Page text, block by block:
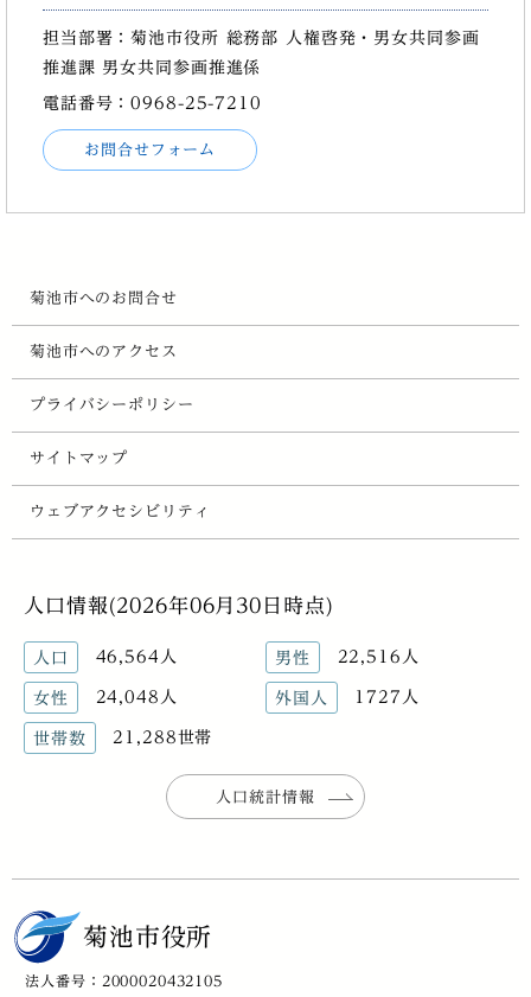
担当部署：菊池市役所 総務部 人権啓発・男女共同参画
推進課 男女共同参画推進係
電話番号：0968-25-7210
お問合せフォーム
菊池市へのお問合せ
菊池市へのアクセス
プライバシーポリシー
サイトマップ
ウェブアクセシビリティ
人口情報(2026年06月30日時点)
人口 46,564人 男性 22,516人
女性 24,048人 外国人 1727人
世帯数 21,288世帯
人口統計情報
菊池市役所
法人番号：2000020432105